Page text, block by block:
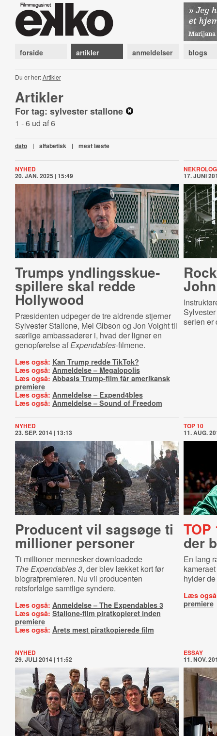
forside artikler anmeldelser blogs
Du er her:Artikler
Artikler
For tag: sylvester stallone
1 - 6 ud af 6
dato | alfabetisk | mest læste
NYHED
20. JAN. 2025 | 15:49
Trumps ynd­lings­sku­e­
spil­le­re skal redde
Hollywood
Præsidenten udpeger de tre aldrende stjerner
Sylvester Stallone, Mel Gibson og Jon Voight til
særlige ambassadører i, hvad der ligner en
genopførelse afExpendables-filmene.
Læs også: Kan Trump redde TikTok?
Læs også: Anmeldelse – Megalopolis
Læs også: Abbasis Trump-film får amerikansk
premiere
Læs også: Anmeldelse – Expend4bles
Læs også: Anmeldelse – Sound of Freedom
NEKROLOG
17. JUNI
serien er
NYHED
23. SEP. 2014 | 13:13
Producent vil sagsøge ti
millioner personer
Ti millioner mennesker downloadede
TheExpendables 3, der blev lækket kort før
biografpremieren. Nu vil producenten
retsforfølge samtlige syndere.
Læs også: Anmeldelse – The Expendables 3
Læs også: Stallone-film piratkopieret inden
premiere
Læs også: Årets mest piratkopierede film
TOP 10
11. AUG.
TOP
der
En lang
hylder
Læs
premiere
NYHED
29. JULI 2014 | 11:52
ESSAY
11. NOV.